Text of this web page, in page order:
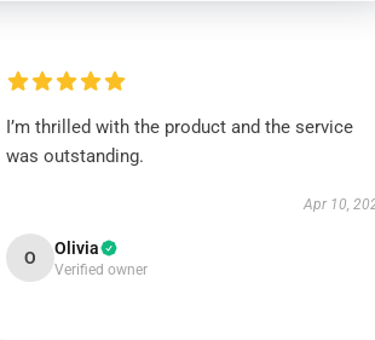
I’m thrilled with the product and the service
was outstanding.
Apr 10,
O Olivia
Verified owner